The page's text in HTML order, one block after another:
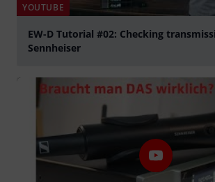
YOUTUBE
EW-D Tutorial #02: Checking
Sennheiser